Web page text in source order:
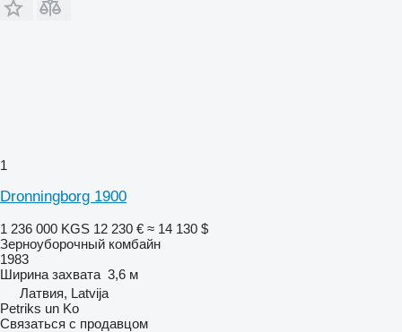
1
Dronningborg 1900
1 236 000 KGS 12 230 € ≈ 14 130 $
Зерноуборочный комбайн
1983
Ширина захвата 3,6 м
Латвия, Latvija
Petriks un Ko
Связаться с продавцом